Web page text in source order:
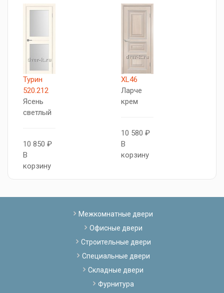
Турин
520.212
Ясень
светлый
10 850 ₽
В
корзину
XL46
Ларче
крем
10 580 ₽
В
корзину
Межкомнатные двери
Офисные двери
Строительные двери
Специальные двери
Складные двери
Фурнитура